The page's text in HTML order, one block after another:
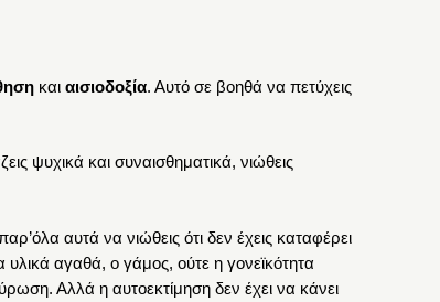
καιαισιοδοξία. Αυτό σε βοηθά να πετύχεις
ψυχικά και συναισθηματικά, νιώθεις
αυτά να νιώθεις ότι δεν έχεις καταφέρει
υλικά αγαθά, ο γάμος, ούτε η γονεϊκότητα
Αλλά η αυτοεκτίμηση δεν έχει να κάνει